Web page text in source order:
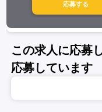
この求人に応募
応募しています